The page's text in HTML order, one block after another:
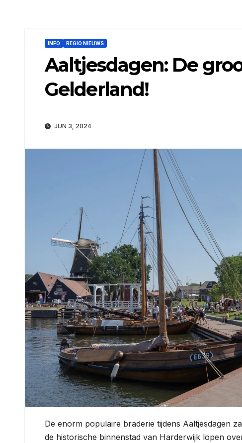
INFO REGIO NIEUWS
Aaltjesdagen: De
Gelderland!
JUN 3, 2024
De enorm populaire braderie tijdens Aaltjesdagen
de historische binnenstad van Harderwijk lopen